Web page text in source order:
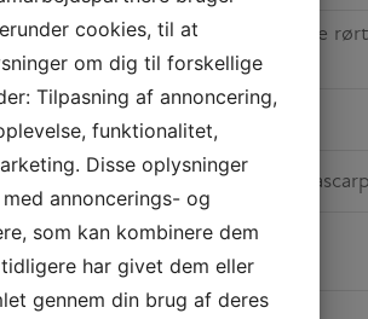
kalveinderlår med tunsauce
svampe og crostini.
savoiardi, kaffe og cremet
mandler
cookies, til at
om dig til forskellige
Tilpasning af annoncering,
funktionalitet,
Disse oplysninger
annoncerings- og
som kan kombinere dem
har givet dem eller
gennem din brug af deres